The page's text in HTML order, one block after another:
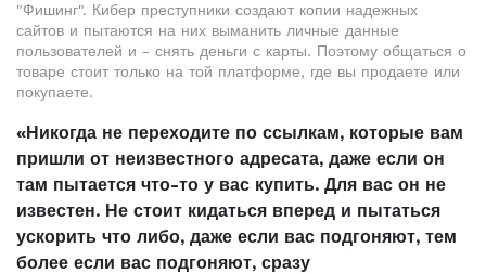
"Фишинг". Кибер преступники создают копии надежных
сайтов и пытаются на них выманить личные данные
пользователей и - снять деньги с карты. Поэтому общаться о
товаре стоит только на той платформе, где вы продаете или
покупаете.
«Никогда не переходите по ссылкам, которые вам
пришли от неизвестного адресата, даже если он
там пытается что-то у вас купить. Для вас он не
известен. Не стоит кидаться вперед и пытаться
ускорить что либо, даже если вас подгоняют, тем
более если вас подгоняют, сразу